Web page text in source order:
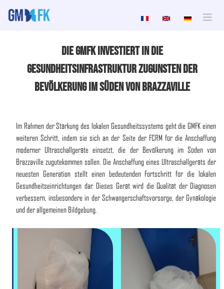
Die GMFK Investiert In Die
Gesundheitsinfrastruktur Zugunsten Der
Bevölkerung Im Süden Von Brazzaville
Im Rahmen der Stärkung des lokalen Gesundheitssystems geht die GMFK einen
weiteren Schritt, indem sie sich an der Seite der FCRM für die Anschaffung
moderner Ultraschallgeräte einsetzt, die der Bevölkerung im Süden von
Brazzaville zugutekommen sollen. Die Anschaffung eines Ultraschallgeräts der
neuesten Generation stellt einen bedeutenden Fortschritt für die lokalen
Gesundheitseinrichtungen dar. Dieses Gerät wird die Qualität der Diagnosen
verbessern, insbesondere in der Schwangerschaftsvorsorge, der Gynäkologie
und der allgemeinen Bildgebung.